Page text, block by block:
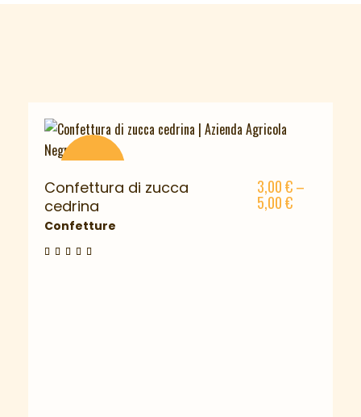
Confettura di zucca
cedrina
Confetture
3,00€–
5,00€